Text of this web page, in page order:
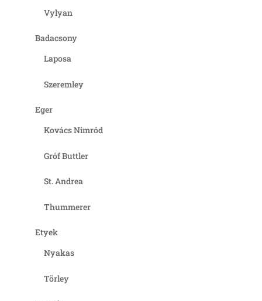
Vylyan
Badacsony
Laposa
Szeremley
Eger
Kovács Nimród
Gróf Buttler
St. Andrea
Thummerer
Etyek
Nyakas
Törley